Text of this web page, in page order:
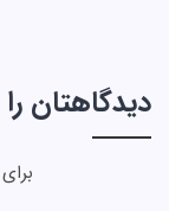
دیدگاهتان